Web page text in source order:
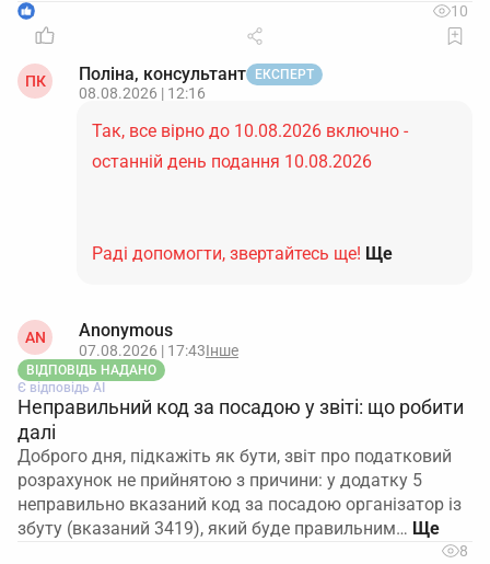
1 10
ПК Поліна, консультант ЕКСПЕРТ
08.08.2026 | 12:16
Так, все вірно до 10.08.2026 включно -
останній день подання 10.08.2026
Раді допомогти, звертайтесь ще! Ще
AN Anonymous
07.08.2026 | 17:43Інше
ВІДПОВІДЬ НАДАНО
Є відповідь АІ
Неправильний код за посадою у звіті: що робити
далі
Доброго дня, підкажіть як бути, звіт про податковий
розрахунок не прийнятою з причини: у додатку 5
неправильно вказаний код за посадою організатор із
збуту (вказаний 3419), який буде правильним…
8